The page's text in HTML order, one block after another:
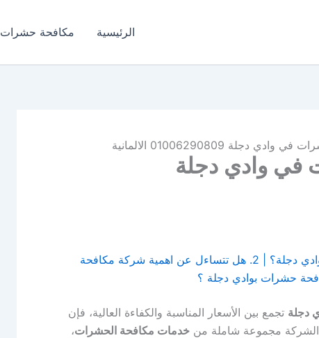
الرئيسية مكافحة حشرات
01006290809 الالمانية
وادي دجلة
1. هل تعبت من البحث عن شركة مكافحة حشرات في وادي دجلة؟ | 2. هل تتساءل عن اهمية شركة مكافحة
دجلة تجمع بين الأسعار المناسبة والكفاءة العالية، فإن
الشركة مجموعة شاملة من خدمات مكافحة الحشرات،